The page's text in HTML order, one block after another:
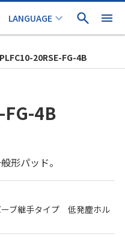
20RSE-FG-4B
FG-4B
形パッド。
ブ継手タイプ 低発塵ホル